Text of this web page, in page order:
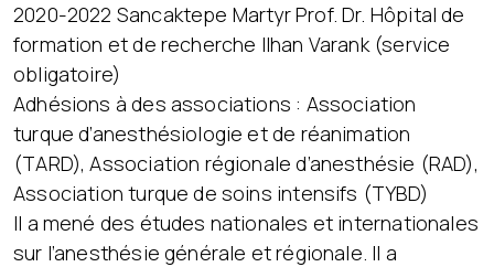
2020-2022 Sancaktepe Martyr Prof. Dr. Hôpital de
formation et de recherche Ilhan Varank (service
obligatoire)
Adhésions à des associations : Association
turque d’anesthésiologie et de réanimation
(TARD), Association régionale d’anesthésie (RAD),
Association turque de soins intensifs (TYBD)
Il a mené des études nationales et internationales
sur l’anesthésie générale et régionale. Il a